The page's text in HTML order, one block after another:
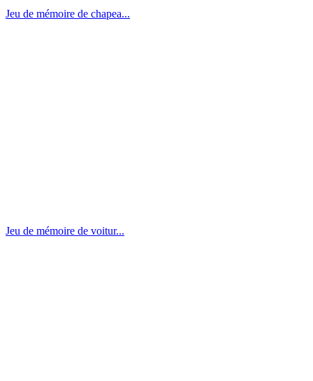
Jeu de mémoire de chapea...
Jeu de mémoire de voitur...